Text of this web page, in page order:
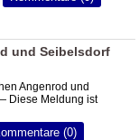
und Seibelsdorf
Angenrod und
Diese Meldung ist
(0)